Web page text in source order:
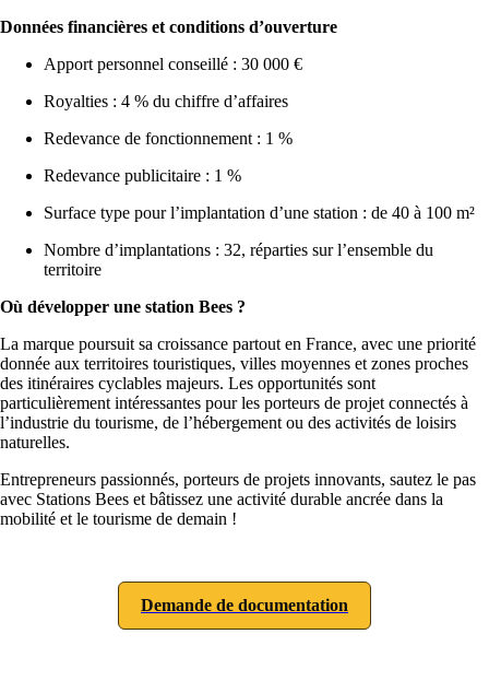
Données financières et conditions d’ouverture
Apport personnel conseillé : 30 000 €
Royalties : 4 % du chiffre d’affaires
Redevance de fonctionnement : 1 %
Redevance publicitaire : 1 %
Surface type pour l’implantation d’une station : de 40 à 100 m²
Nombre d’implantations : 32, réparties sur l’ensemble du
territoire
Où développer une station Bees ?
La marque poursuit sa croissance partout en France, avec une priorité
donnée aux territoires touristiques, villes moyennes et zones proches
des itinéraires cyclables majeurs. Les opportunités sont
particulièrement intéressantes pour les porteurs de projet connectés à
l’industrie du tourisme, de l’hébergement ou des activités de loisirs
naturelles.
Entrepreneurs passionnés, porteurs de projets innovants, sautez le pas
avec Stations Bees et bâtissez une activité durable ancrée dans la
mobilité et le tourisme de demain !
Demande de documentation